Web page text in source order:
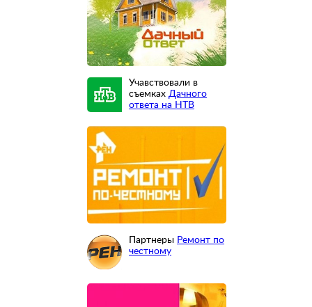
Учавствовали в
съемках Дачного
ответа на НТВ
Партнеры Ремонт по
честному